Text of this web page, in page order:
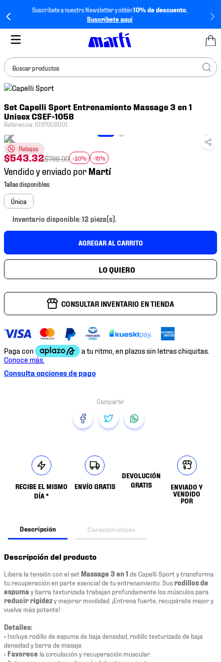
Suscríbete a nuestro Newsletter y obtén10% de descuento.
Suscríbete aquí
Buscar productos
Set Capelli Sport Entrenamiento Massage 3 en 1
Unisex CSEF-1058
Referencia:1097608001
Rebajas
$543.32$799.00 -20% -15%
Vendido y enviado por
Única
Inventario disponible: 12 pieza(s).
AGREGAR AL CARRITO
CONSULTAR INVENTARIO EN TIENDA
Consulta opciones de pago
RECIBE EL MISMO
DÍA *
ENVÍO GRATIS
DEVOLUCIÓN
GRATIS
ENVIADO Y
VENDIDO
POR
Descripción Características
Descripción del producto
Libera la tensión con el set Massage 3 en 1 de Capelli Sport y transforma
tu recuperación en parte esencial de tu entrenamiento. Susrodillos de
espuma y barra texturizada trabajan profundamente los músculos para
reducir rigidezy mejorar movilidad. ¡Entrena fuerte, recupérate mejor y
vuelve más potente!
Detalles:
• Incluye rodillo de espuma de baja densidad, rodillo texturizado de baja
densidad y barra de masaje.
• Favorece la circulación y recuperación muscular.
BUSCADOS
1.
tenis mujer
2.
3.
tenis
4.
tenis futbol
5.
jersey
6.
mochila
9.
tenis niño
10. tenis nike